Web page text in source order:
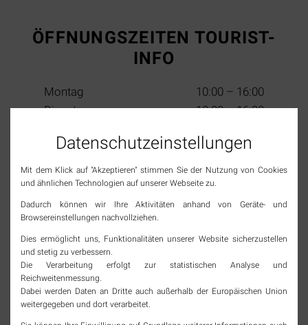
ÖFFNUNGSZEITEN TOURIST-
INFO
Montag
10:00 – 16:00
Dienstag
10:00 – 16:00
Donnerstag
10:00 – 16:00
Freitag
10:00 – 16:00
Samstag (2. & 4. im Monat)
10:00 – 13:00
Sonn- & Feiertage
geschlossen
SOCIAL MEDIA
Jetzt Tourismus Rheinfelden (Baden) folgen und
immer top informiert bleiben!
Datenschutz­einstellungen
Mit dem Klick auf "Akzeptieren" stimmen Sie der Nutzung von Cookies
und ähnlichen Technologien auf unserer Webseite zu.
Dadurch können wir Ihre Aktivitäten anhand von Geräte- und
Browsereinstellungen nachvollziehen.
Dies ermöglicht uns, Funktionalitäten unserer Website sicherzustellen
und stetig zu verbessern.
Die Verarbeitung erfolgt zur statistischen Analyse und
Reichweitenmessung.
Dabei werden Daten an Dritte auch außerhalb der Europäischen Union
weitergegeben und dort verarbeitet.